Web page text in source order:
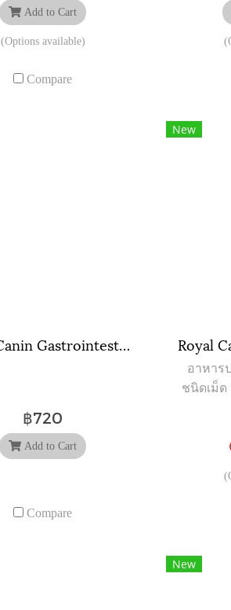
Add to Cart
(Options available)
Compare
Royal Canin Gastrointestinal ( 85 กรัม ) จำนวน 12 ซอง
฿720
Add to Cart
Compare
New
อาหาร
ชนิดเม็ด
New